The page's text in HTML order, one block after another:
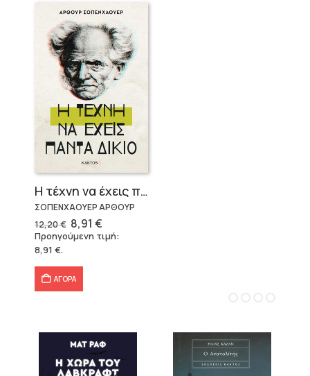
Η τέχνη να έχεις πάντα δίκιο – Άρθουρ Σοπενχάουερ
ΣΟΠΕΝΧΑΟΥΕΡ ΑΡΘΟΥΡ
12,20€ Original
price
was:
8,91 €Η
τρέχουσα
τιμή
Προηγούμενη τιμή:
8,91 €.
ΑΓΟΡΑ